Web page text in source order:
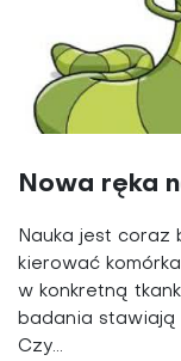
Nowa ręka
Nauka jest coraz
kierować
w konkretną
badania stawiają
Czy...